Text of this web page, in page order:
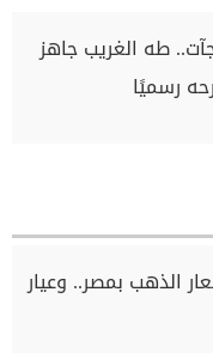
طه الغريب جاهز
رسميًا
الذهب بمصر.. وعيار